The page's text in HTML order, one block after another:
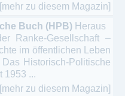
[mehr zu diesem Magazin]
Buch (HPB) Heraus
Ranke-Gesellschaft –
im öffentlichen Leben
Historisch-Politische
1953 ...
[mehr zu diesem Magazin]